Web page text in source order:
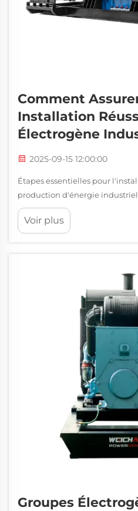
Comment
Installation
Électrogène
2025-09-15 12:00:00
Étapes essentielles pour
production d'énergie
groupe électrogène industriel
investissement important
Voir plus
Groupes